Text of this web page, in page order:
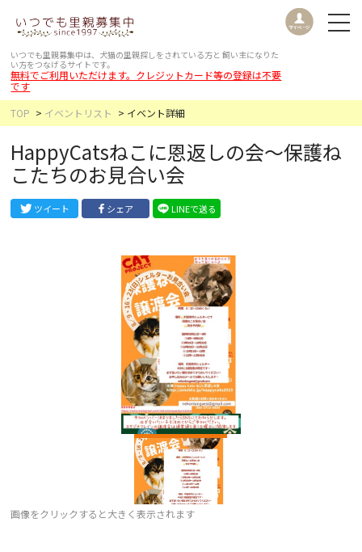
いつでも里親募集中は、犬猫の里親探しをされている方と 飼い主になりた
い方をつなげるサイトです。
無料でご利用いただけます。クレジットカード等の登録は不要
です
TOP
イベントリスト イベント詳細
HappyCatsねこに恩返しの会〜保護ね
こたちのお見合い会
ツイート シェア LINEで送る
画像をクリックすると大きく表示されます